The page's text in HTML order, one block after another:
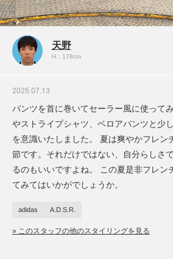
天野
H：178cm
2025.07.13
パンツを首に巻いてセーラー風に使って
やストライプシャツ、ベロアパンツと少
を意識いたしました。 夏は爽やかフレン
節です。それだけではない、自分らしさ
るのもいいですよね。 この夏是非フレン
てみてはいかがでしょうか。
adidas A.D.S.R.
» このスタッフの他のスタイリングを見る